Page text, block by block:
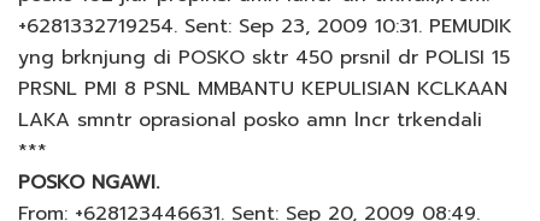
+6281332719254. Sent: Sep 23, 2009 10:31. PEMUDIK
yng brknjung di POSKO sktr 450 prsnil dr POLISI 15
PRSNL PMI 8 PSNL MMBANTU KEPULISIAN KCLKAAN
LAKA smntr oprasional posko amn lncr trkendali
***
POSKO NGAWI.
From: +628123446631. Sent: Sep 20, 2009 08:49.